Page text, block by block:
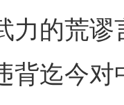
力的荒
背迄今